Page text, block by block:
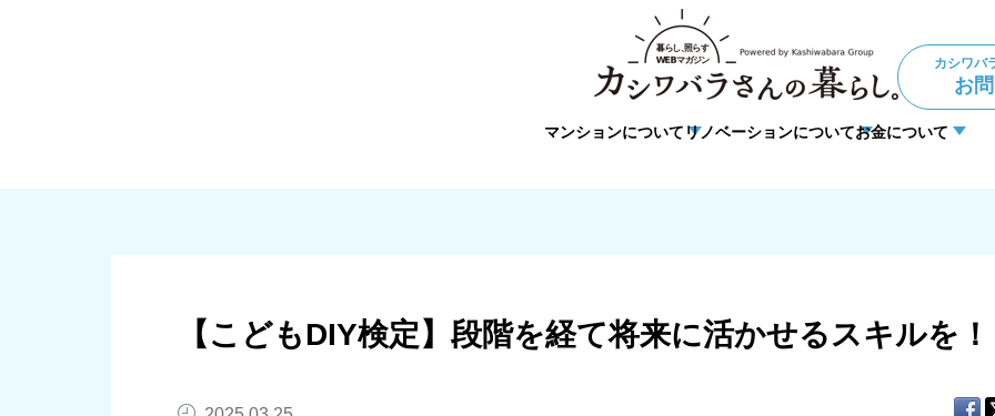
マンションについて リノベーションについてお金について
カシワバ
お
【こどもDIY検定】段階を経て将来に活かせるスキルを！